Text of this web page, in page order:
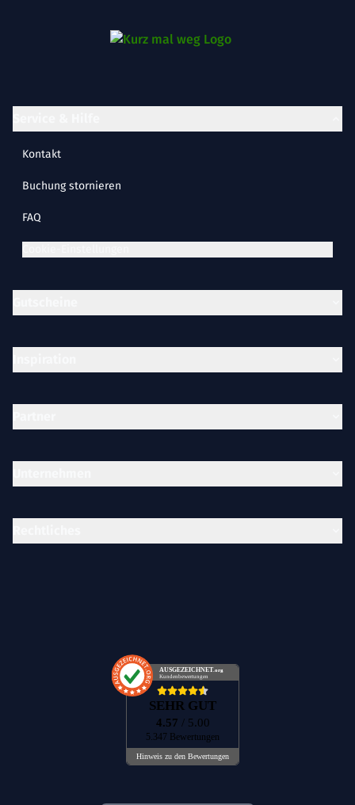
AUSGEZEICHNET.org
Kundenbewertungen
SEHR GUT
4.57 / 5.00
5.347 Bewertungen
Hinweis zu den Bewertungen
Kontakt
Buchung stornieren
FAQ